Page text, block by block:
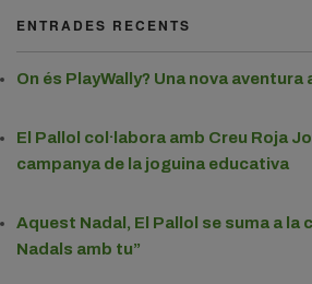
ENTRADES RECENTS
On és PlayWally? Una nova aventura
El Pallol col·labora amb Creu Roja
campanya de la joguina educativa
Aquest Nadal, El Pallol se suma a la
Nadals amb tu”